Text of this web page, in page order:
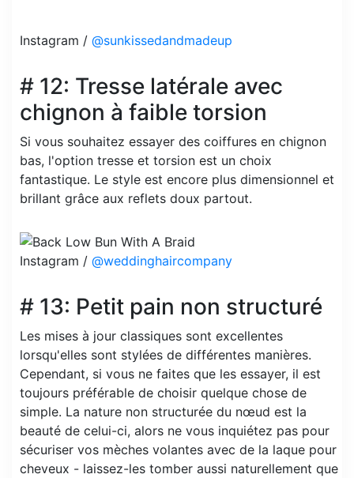
Instagram / @sunkissedandmadeup
# 12: Tresse latérale avec
chignon à faible torsion
Si vous souhaitez essayer des coiffures en chignon
bas, l'option tresse et torsion est un choix
fantastique. Le style est encore plus dimensionnel et
brillant grâce aux reflets doux partout.
Instagram / @weddinghaircompany
# 13: Petit pain non structuré
Les mises à jour classiques sont excellentes
lorsqu'elles sont stylées de différentes manières.
Cependant, si vous ne faites que les essayer, il est
toujours préférable de choisir quelque chose de
simple. La nature non structurée du nœud est la
beauté de celui-ci, alors ne vous inquiétez pas pour
sécuriser vos mèches volantes avec de la laque pour
cheveux - laissez-les tomber aussi naturellement que